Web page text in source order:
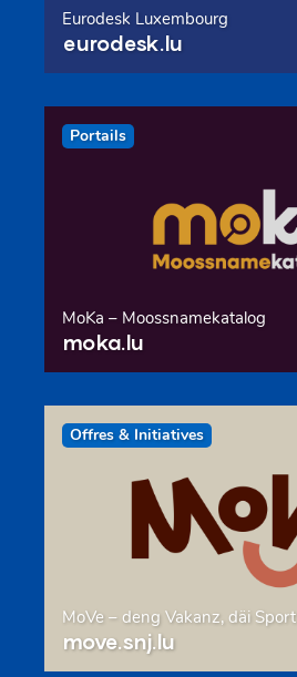
Eurodesk Luxembourg
eurodesk.lu
Portails
MoKa – Moossnamekatalog
moka.lu
Offres & Initiatives
MoVe – deng Vakanz, däi Sport
move.snj.lu